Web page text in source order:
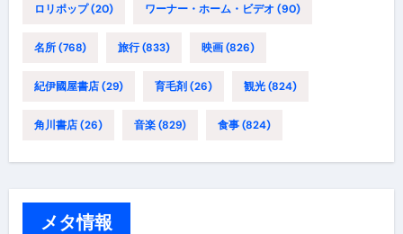
ロリポップ(20) ワーナー・ホーム・ビデオ (90)
名所(768) 旅行(833) 映画(826)
紀伊國屋書店(29) 育毛剤(26) 観光(824)
角川書店(26) 音楽(829) 食事(824)
メタ情報